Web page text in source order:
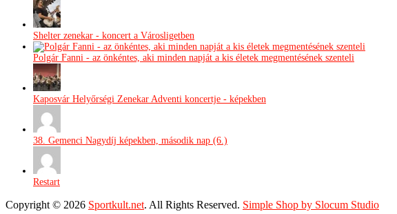
Shelter zenekar - koncert a Városligetben
Polgár Fanni - az önkéntes, aki minden napját a kis életek megmentésének szenteli
Kaposvár Helyőrségi Zenekar Adventi koncertje - képekben
38. Gemenci Nagydíj képekben, második nap (6.)
Restart
Copyright © 2026 Sportkult.net. All Rights Reserved. Simple Shop by Slocum Studio